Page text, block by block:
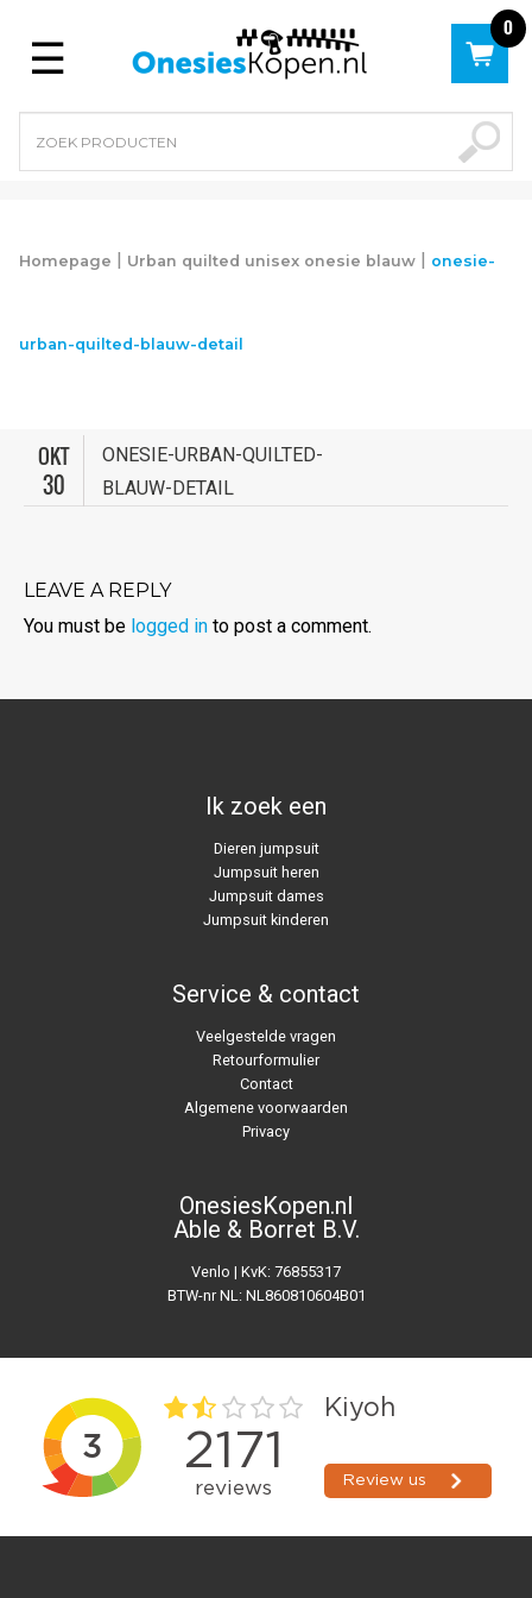
Menu
0
Homepage | Urban quilted unisex onesie blauw | onesie-
urban-quilted-blauw-detail
OKT
30
ONESIE-URBAN-QUILTED-
BLAUW-DETAIL
LEAVE A REPLY
You must be logged in to post a comment.
Ik zoek een
Dieren jumpsuit
Jumpsuit heren
Jumpsuit dames
Jumpsuit kinderen
Service & contact
Veelgestelde vragen
Retourformulier
Contact
Algemene voorwaarden
Privacy
OnesiesKopen.nl
Able & Borret B.V.
Venlo | KvK: 76855317
BTW-nr NL: NL860810604B01